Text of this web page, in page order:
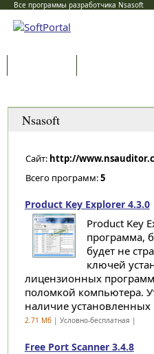
Все программы разработчика Nsasoft
Nsasoft
Сайт: http://
Всего программ:5
Product Key Explorer 4.3.0
Product Key
программа,
будет не
ключей
лицензионных
поломкой компьютера.
наличие
2.71 Мб| Условно-бесплатная |
Free Port Scanner 3.4.8